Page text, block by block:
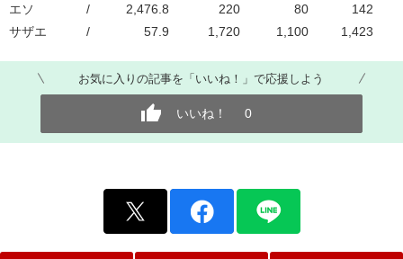
エソ
/ 2,476.8 220 80
142
サザエ
/ 57.9 1,720 1,100 1,423
お気に入りの記事を「いいね！」で応援しよう
いいね！ 0